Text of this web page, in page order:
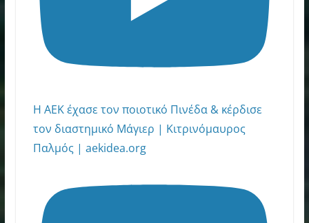
Η ΑΕΚ έχασε τον ποιοτικό Πινέδα & κέρδισε
τον διαστημικό Μάγιερ | Κιτρινόμαυρος
Παλμός | aekidea.org